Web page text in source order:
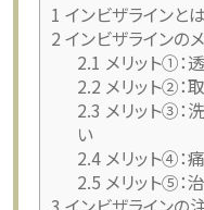
1 インビザラインと
2 インビザラインの
2.1 メリット①：
2.2 メリット②：
2.3 メリット③：
い
2.4メリット④：
2.5 メリット⑤：